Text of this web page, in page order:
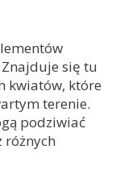
się tu
kwiatów, które
terenie.
podziwiać
różnych